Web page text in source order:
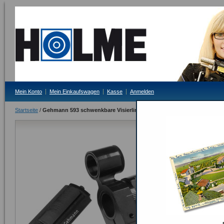
Mein Konto Mein Einkaufswagen Kasse Anmelden
Startseite / Gehmann 593 schwenkbare Visierlinie für Walther oder Feinwerkbau
Walther
Lieferzeit: 3-4
Regulärer Preis:
Sonderpreis:
Inkl. 19% MwSt.